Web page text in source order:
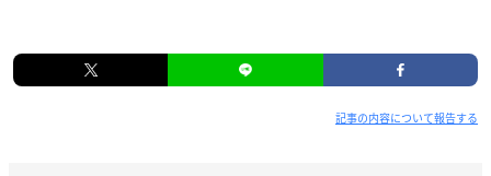
記事の内容について報告する